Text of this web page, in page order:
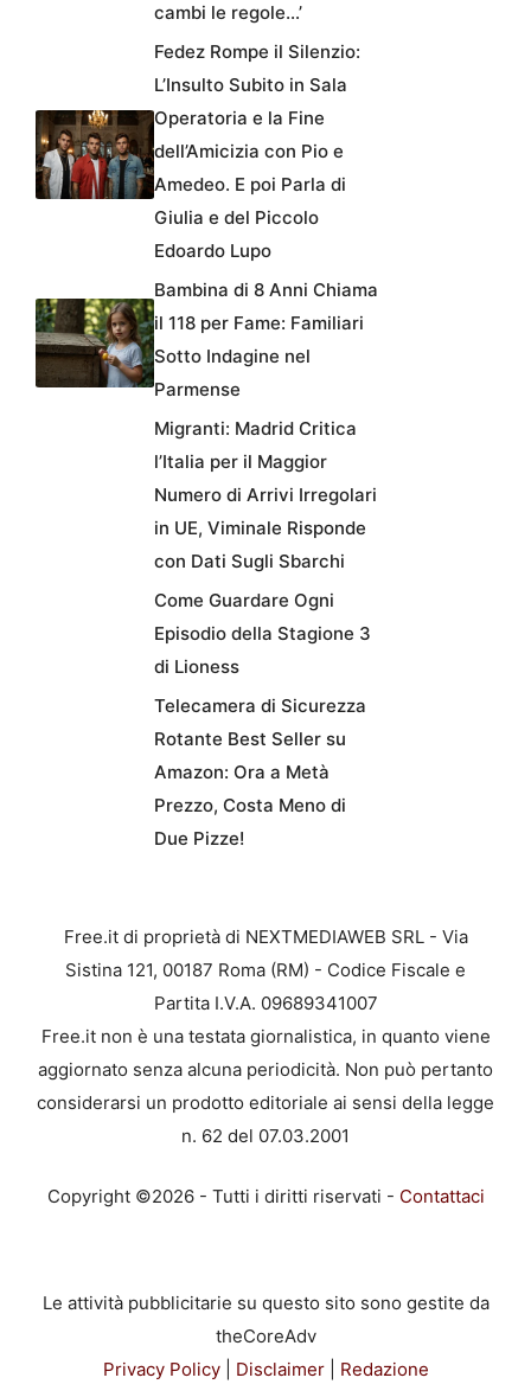
cambi le regole…’
Fedez Rompe il Silenzio:
L’Insulto Subito in Sala
Operatoria e la Fine
dell’Amicizia con Pio e
Amedeo. E poi Parla di
Giulia e del Piccolo
Edoardo Lupo
Bambina di 8 Anni Chiama
il 118 per Fame: Familiari
Sotto Indagine nel
Parmense
Migranti: Madrid Critica
l’Italia per il Maggior
Numero di Arrivi Irregolari
in UE, Viminale Risponde
con Dati Sugli Sbarchi
Come Guardare Ogni
Episodio della Stagione 3
di Lioness
Telecamera di Sicurezza
Rotante Best Seller su
Amazon: Ora a Metà
Prezzo, Costa Meno di
Due Pizze!
Free.it di proprietà di NEXTMEDIAWEB SRL - Via
Sistina 121, 00187 Roma (RM) - Codice Fiscale e
Partita I.V.A. 09689341007
Free.it non è una testata giornalistica, in quanto viene
aggiornato senza alcuna periodicità. Non può pertanto
considerarsi un prodotto editoriale ai sensi della legge
n. 62 del 07.03.2001
Copyright ©2026 - Tutti i diritti riservati - Contattaci
Le attività pubblicitarie su questo sito sono gestite da
theCoreAdv
Privacy Policy| Disclaimer| Redazione